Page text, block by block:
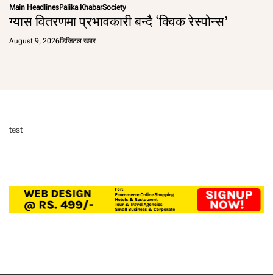
Main HeadlinesPalika KhabarSociety
ग्यास वितरणमा प्रभावकारी बन्दै ‘क्विक रेस्पोन्स’
August 9, 2026डिजिटल खबर
test